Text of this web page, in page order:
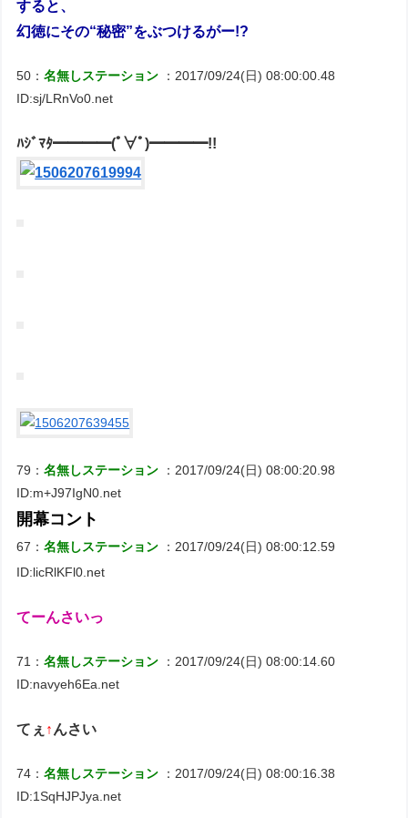
すると、
幻徳にその“秘密”をぶつけるがー!?
50：名無しステーション
：2017/09/24(日) 08:00:00.48
ID:sj/LRnVo0.net
ﾊｼﾞﾏﾀ━━━━(ﾟ∀ﾟ)━━━━!!
79：名無しステーション
：2017/09/24(日) 08:00:20.98
ID:m+J97IgN0.net
開幕コント
67：名無しステーション
：2017/09/24(日) 08:00:12.59
ID:licRlKFl0.net
てーんさいっ
71：名無しステーション
：2017/09/24(日) 08:00:14.60
ID:navyeh6Ea.net
てぇ ↑ んさい
74：名無しステーション
：2017/09/24(日) 08:00:16.38
ID:1SqHJPJya.net